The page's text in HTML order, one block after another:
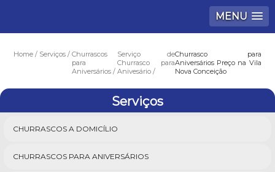
MENU
Home Serviços
Churrascos
para
Aniversários
Serviço de
Churrasco para
Anivesário
Churrasco para
Aniversários Preço na Vila
Nova Conceição
Serviços
CHURRASCOS A DOMICÍLIO
CHURRASCOS PARA ANIVERSÁRIOS